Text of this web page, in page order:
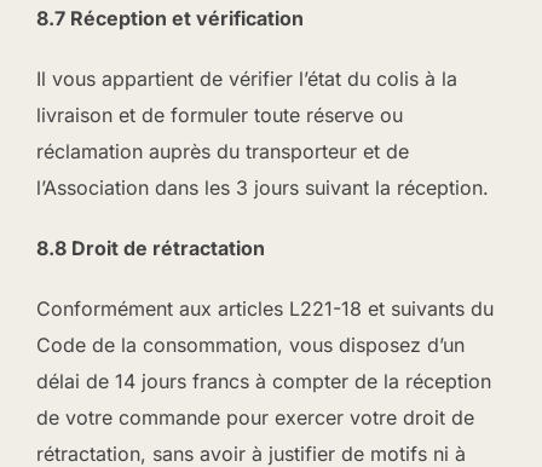
8.7 Réception et vérification
Il vous appartient de vérifier l’état du colis à la
livraison et de formuler toute réserve ou
réclamation auprès du transporteur et de
l’Association dans les 3 jours suivant la réception.
8.8 Droit de rétractation
Conformément aux articles L221-18 et suivants du
Code de la consommation, vous disposez d’un
délai de 14 jours francs à compter de la réception
de votre commande pour exercer votre droit de
rétractation, sans avoir à justifier de motifs ni à